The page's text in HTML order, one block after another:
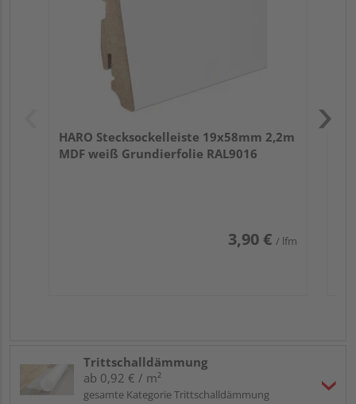
HARO Stecksockelleiste 19x58mm 2,2m
MDF weiß Grundierfolie RAL9016
3,90 € / lfm
Trittschalldämmung
ab 0,92 € / m²
gesamte Kategorie Trittschalldämmung